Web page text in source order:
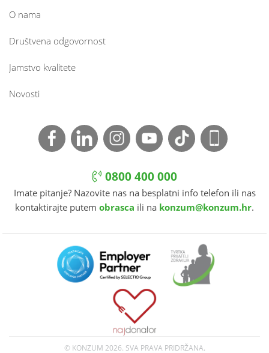
O nama
Društvena odgovornost
Jamstvo kvalitete
Novosti
0800 400 000
Imate pitanje? Nazovite nas na besplatni info telefon ili nas
kontaktirajte putem obrasca ili na konzum@konzum.hr.
© KONZUM 2026. SVA PRAVA PRIDRŽANA.